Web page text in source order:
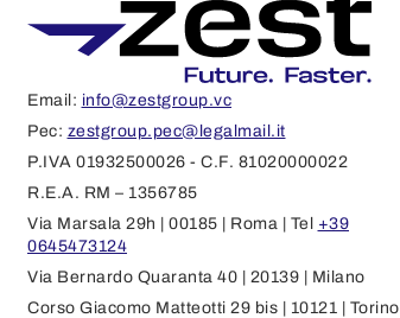
Email: info@zestgroup.vc
Pec: zestgroup.pec@legalmail.it
P.IVA 01932500026 - C.F. 81020000022
R.E.A. RM – 1356785
Via Marsala 29h | 00185 | Roma | Tel +39
0645473124
Via Bernardo Quaranta 40 | 20139 | Milano
Corso Giacomo Matteotti 29 bis | 10121 | Torino